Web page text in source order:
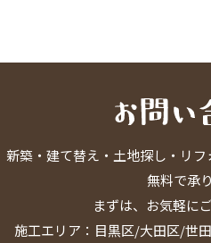
新築・建て替え・土地探し・リ
無料で承
まずは、お気軽に
施工エリア：目黒区/大田区/世